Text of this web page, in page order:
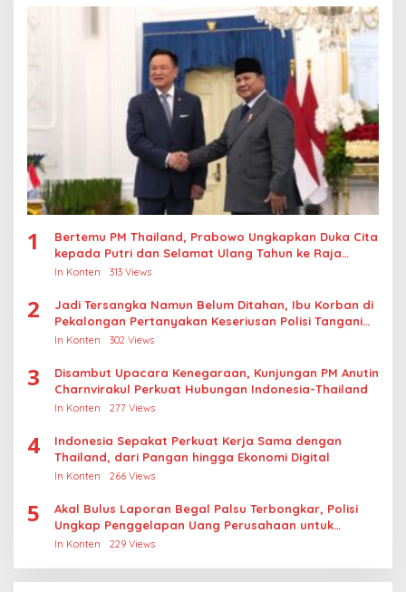
1
Bertemu PM Thailand, Prabowo Ungkapkan Duka Cita
kepada Putri dan Selamat Ulang Tahun ke Raja
Thailand
In Konten 313 Views
2
Jadi Tersangka Namun Belum Ditahan, Ibu Korban di
Pekalongan Pertanyakan Keseriusan Polisi Tangani
Kasus Rudapksa Sampai Anaknya Hamil
In Konten 302 Views
3
Disambut Upacara Kenegaraan, Kunjungan PM Anutin
Charnvirakul Perkuat Hubungan Indonesia-Thailand
In Konten 277 Views
4
Indonesia Sepakat Perkuat Kerja Sama dengan
Thailand, dari Pangan hingga Ekonomi Digital
In Konten 266 Views
5
Akal Bulus Laporan Begal Palsu Terbongkar, Polisi
Ungkap Penggelapan Uang Perusahaan untuk
Crypto
In Konten 229 Views